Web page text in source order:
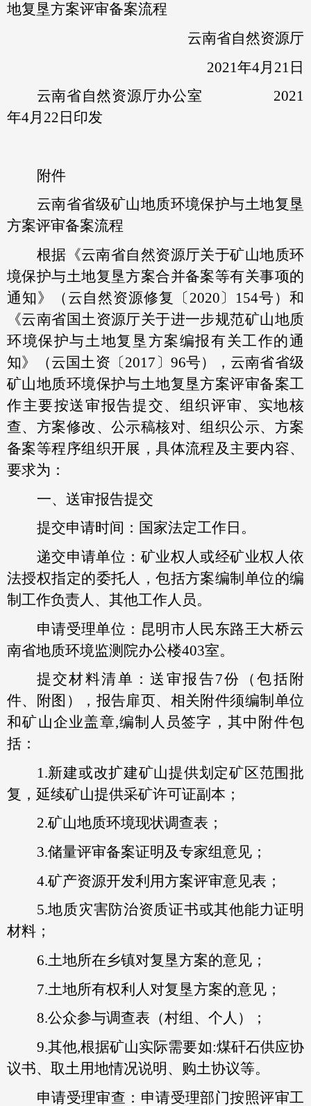
地复垦方案评审备案流程
云南省自然资源厅
2021年4月21日
云南省自然资源厅办公室 2021
年4月22日印发
附件
云南省省级矿山地质环境保护与土地复垦
方案评审备案流程
根据《云南省自然资源厅关于矿山地质环
境保护与土地复垦方案合并备案等有关事项的
通知》（云自然资源修复〔2020〕154号）和
《云南省国土资源厅关于进一步规范矿山地质
环境保护与土地复垦方案编报有关工作的通
知》（云国土资〔2017〕96号），云南省省级
矿山地质环境保护与土地复垦方案评审备案工
作主要按送审报告提交、组织评审、实地核
查、方案修改、公示稿核对、组织公示、方案
备案等程序组织开展，具体流程及主要内容、
要求为：
一、送审报告提交
提交申请时间：国家法定工作日。
递交申请单位：矿业权人或经矿业权人依
法授权指定的委托人，包括方案编制单位的编
制工作负责人、其他工作人员。
申请受理单位：昆明市人民东路王大桥云
南省地质环境监测院办公楼403室。
提交材料清单：送审报告7份（包括附
件、附图），报告扉页、相关附件须编制单位
和矿山企业盖章,编制人员签字，其中附件包
括：
1.新建或改扩建矿山提供划定矿区范围批
复，延续矿山提供采矿许可证副本；
2.矿山地质环境现状调查表；
3.储量评审备案证明及专家组意见；
4.矿产资源开发利用方案评审意见表；
5.地质灾害防治资质证书或其他能力证明
材料；
6.土地所在乡镇对复垦方案的意见；
7.土地所有权利人对复垦方案的意见；
8.公众参与调查表（村组、个人）；
9.其他,根据矿山实际需要如:煤矸石供应协
议书、取土用地情况说明、购土协议等。
申请受理审查：申请受理部门按照评审工